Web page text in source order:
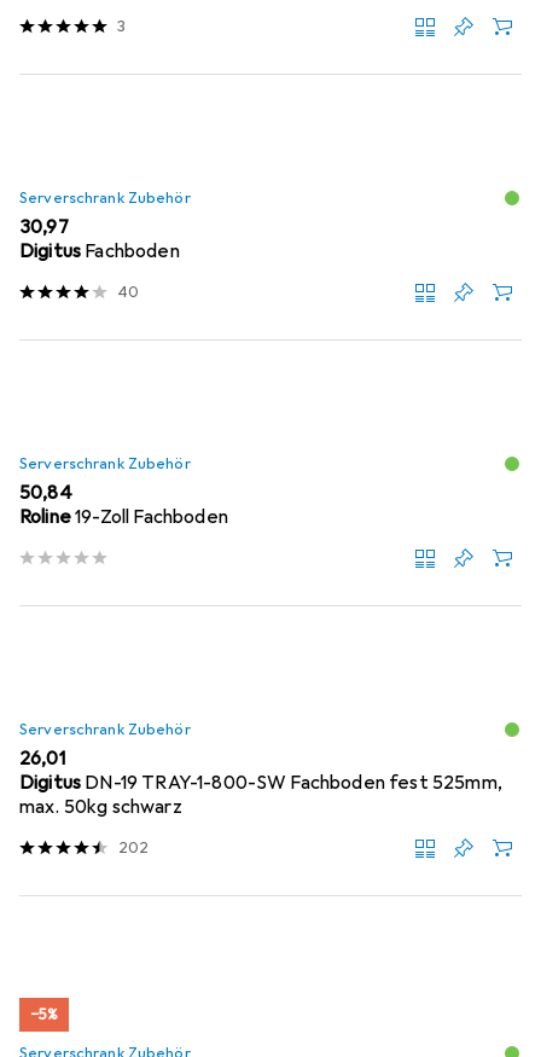
3
Serverschrank Zubehör
EUR
30,97
Digitus Fachboden
40
Serverschrank Zubehör
EUR
50,84
Roline19-Zoll Fachboden
Serverschrank Zubehör
EUR
26,01
Digitus DN-19 TRAY-1-800-SW Fachboden fest 525mm,
max. 50kg schwarz
202
−5%